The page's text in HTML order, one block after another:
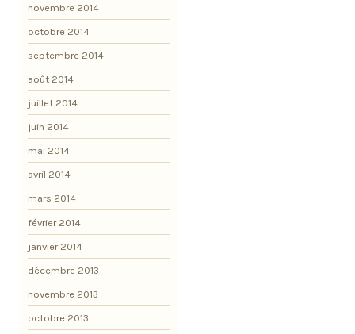
novembre 2014
octobre 2014
septembre 2014
août 2014
juillet 2014
juin 2014
mai 2014
avril 2014
mars 2014
février 2014
janvier 2014
décembre 2013
novembre 2013
octobre 2013